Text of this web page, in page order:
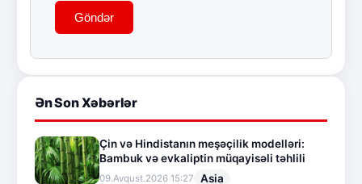
Göndər
Ən Son Xəbərlər
Çin və Hindistanın meşəçilik modelləri:
Bambuk və evkaliptin müqayisəli təhlili
09.Avqust.2026 15:27 Asia